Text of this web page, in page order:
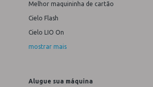
Melhor maquininha de cartão
Cielo Flash
Cielo LIO On
mostrar mais
Alugue sua máquina